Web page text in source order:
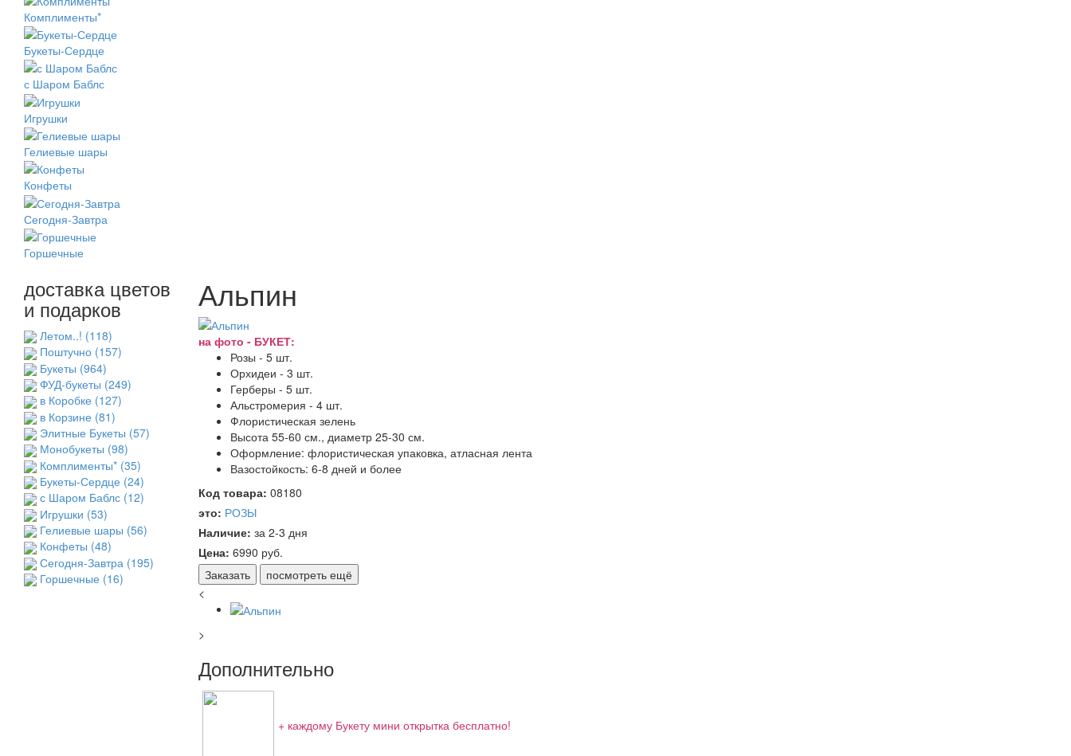
Комплименты*
Букеты-Сердце
с Шаром Баблс
Игрушки
Гелиевые шары
Конфеты
Сегодня-Завтра
Горшечные
доставка цветов
и подарков
Летом..! (118)
Поштучно (157)
Букеты (964)
ФУД-букеты (249)
в Коробке (127)
в Корзине (81)
Элитные Букеты (57)
Монобукеты (98)
Комплименты* (35)
Букеты-Сердце (24)
с Шаром Баблс (12)
Игрушки (53)
Гелиевые шары (56)
Конфеты (48)
Сегодня-Завтра (195)
Горшечные (16)
Альпин
на фото - БУКЕТ:
Розы - 5 шт.
Орхидеи - 3 шт.
Герберы - 5 шт.
Альстромерия - 4 шт.
Флористическая зелень
Высота 55-60 см., диаметр 25-30 см.
Оформление: флористическая упаковка, атласная лента
Вазостойкость: 6-8 дней и более
Код товара: 08180
это: РОЗЫ
Наличие: за 2-3 дня
Цена: 6990 руб.
Заказать
посмотреть ещё
<
>
Дополнительно
+ каждому Букету мини открытка бесплатно!